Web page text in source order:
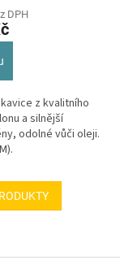
DPH
z kvalitního
a silnější
odolné vůči oleji.